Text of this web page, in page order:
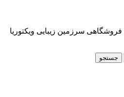
سرزمین زیبایی ویکتوریا
جستجو